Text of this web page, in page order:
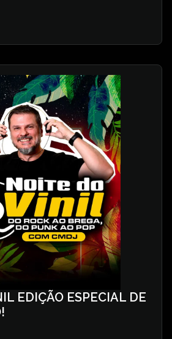
EDIÇÃO ESPECIAL DE